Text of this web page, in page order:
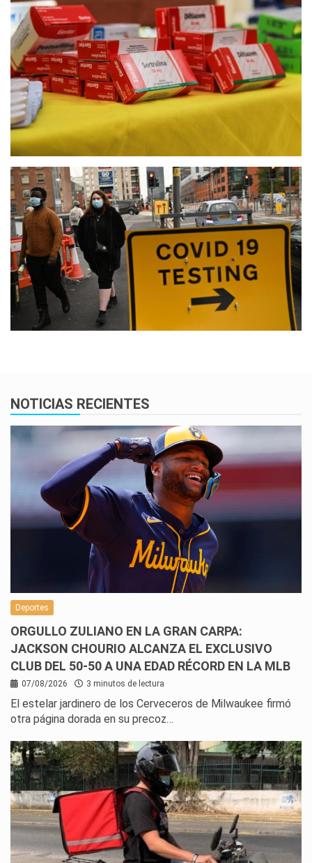
NOTICIAS RECIENTES
Deportes
ORGULLO ZULIANO EN LA GRAN CARPA:
JACKSON CHOURIO ALCANZA EL EXCLUSIVO
CLUB DEL 50-50 A UNA EDAD RÉCORD EN LA MLB
07/08/2026 3 minutos de lectura
El estelar jardinero de los Cerveceros de Milwaukee firmó
otra página dorada en su precoz…